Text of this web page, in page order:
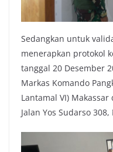
Sedangkan untuk
menerapkan protokol
tanggal 20 Desember
Markas Komando
Lantamal VI)
Jalan Yos Sudarso 308,